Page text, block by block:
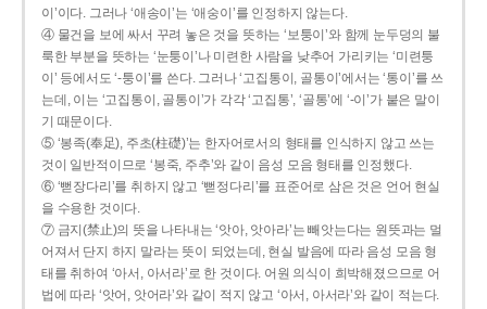
이’이다. 그러나 ‘애송이’는 ‘애숭이’를 인정하지 않는다.
④ 물건을 보에 싸서 꾸려 놓은 것을 뜻하는 ‘보퉁이’와 함께 눈두덩의 불
룩한 부분을 뜻하는 ‘눈퉁이’나 미련한 사람을 낮추어 가리키는 ‘미련퉁
이’ 등에서도 ‘-퉁이’를 쓴다. 그러나 ‘고집통이, 골통이’에서는 ‘통이’를 쓰
는데, 이는 ‘고집통이, 골통이’가 각각 ‘고집통’, ‘골통’에 ‘-이’가 붙은 말이
기 때문이다.
⑤ ‘봉족(奉足), 주초(柱礎)’는 한자어로서의 형태를 인식하지 않고 쓰는
것이 일반적이므로 ‘봉죽, 주추’와 같이 음성 모음 형태를 인정했다.
⑥ ‘뻗장다리’를 취하지 않고 ‘뻗정다리’를 표준어로 삼은 것은 언어 현실
을 수용한 것이다.
⑦ 금지(禁止)의 뜻을 나타내는 ‘앗아, 앗아라’는 빼앗는다는 원뜻과는 멀
어져서 단지 하지 말라는 뜻이 되었는데, 현실 발음에 따라 음성 모음 형
태를 취하여 ‘아서, 아서라’로 한 것이다. 어원 의식이 희박해졌으므로 어
법에 따라 ‘앗어, 앗어라’와 같이 적지 않고 ‘아서, 아서라’와 같이 적는다.